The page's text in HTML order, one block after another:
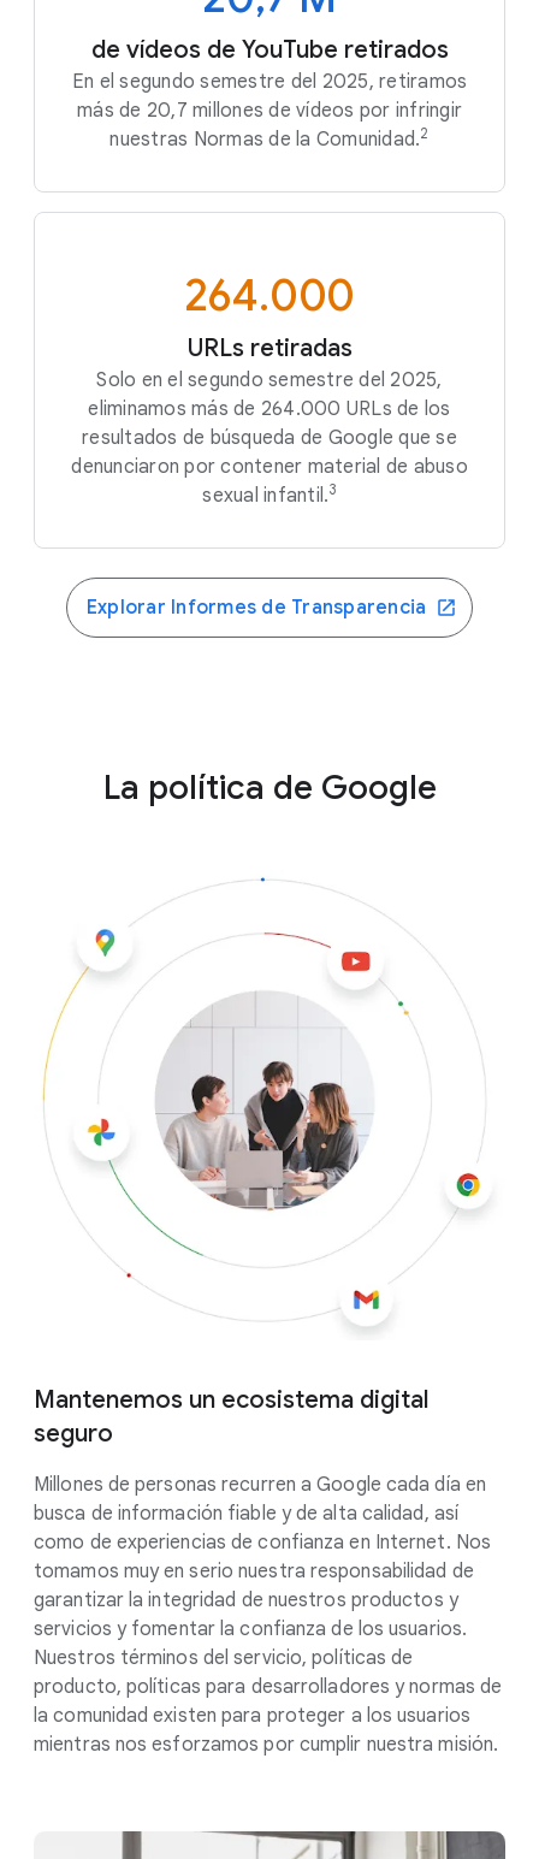
de vídeos de YouTube retirados
En el segundo semestre del 2025, retiramos
más de 20,7 millones de vídeos por infringir
nuestras Normas de la Comunidad.2
264.000
URLs retiradas
Solo en el segundo semestre del 2025,
eliminamos más de 264.000 URLs de los
resultados de búsqueda de Google que se
denunciaron por contener material de abuso
sexual infantil.3
Explorar Informes de Transparencia
La política de Google
Mantenemos un ecosistema digital
seguro
Millones de personas recurren a Google cada día en
busca de información fiable y de alta calidad, así
como de experiencias de confianza en Internet. Nos
tomamos muy en serio nuestra responsabilidad de
garantizar la integridad de nuestros productos y
servicios y fomentar la confianza de los usuarios.
Nuestros términos del servicio, políticas de
producto, políticas para desarrolladores y normas de
la comunidad existen para proteger a los usuarios
mientras nos esforzamos por cumplir nuestra misión.